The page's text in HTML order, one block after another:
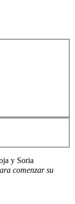
comenzar su